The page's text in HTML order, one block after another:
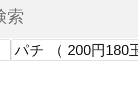
パチ （ 200円180